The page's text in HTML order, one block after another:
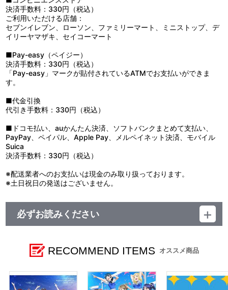
決済手数料：330円（税込）
ご利用いただける店舗：
セブンイレブン、ローソン、ファミリーマート、ミニストップ、デ
イリーヤマザキ、セイコーマート
■Pay-easy（ペイジー）
決済手数料：330円（税込）
「Pay-easy」マークが貼付されているATMでお支払いができま
す。
■代金引換
代引き手数料：330円（税込）
■ドコモ払い、auかんたん決済、ソフトバンクまとめて支払い、
PayPay、ペイパル、Apple Pay、メルペイネット決済、モバイル
Suica
決済手数料：330円（税込）
※配送業者へのお支払いは現金のみ取り扱っております。
※土日祝日の発送はございません。
必ずお読みください
販売元 (株)バンダイナムコフィルムワークス
RECOMMEND ITEMS オススメ商品